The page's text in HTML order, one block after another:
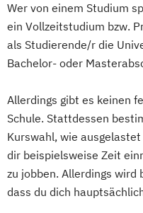
Wer von einem Studium
ein Vollzeitstudium bzw.
als Studierende/r die
Bachelor- oder
Allerdings gibt es keinen
Schule. Stattdessen
Kurswahl, wie
dir beispielsweise Zeit
zu jobben. Allerdings
dass du dich